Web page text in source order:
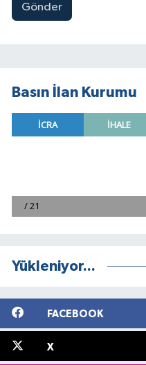
Gönder
Basın İlan Kurumu
Yükleniyor...
FACEBOOK
X